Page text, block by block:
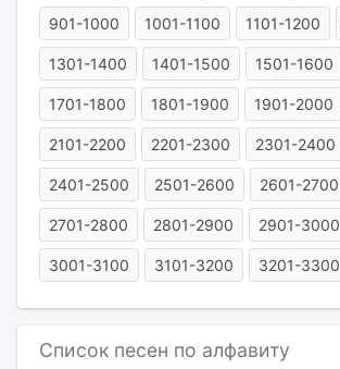
901-1000 1001-1100 1101-1200
1301-1400 1401-1500 1501-1600
1701-1800 1801-1900 1901-2000
2101-2200 2201-2300 2301-2400
2401-2500 2501-2600 2601-2700
2701-2800 2801-2900 2901-3000
3001-3100 3101-3200 3201-3300
Список песен по алфавиту